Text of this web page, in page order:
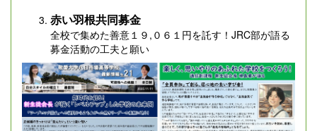
赤い羽根共同募金
全校で集めた善意１９,０６１円を託す！JRC部が語る
募金活動の工夫と願い